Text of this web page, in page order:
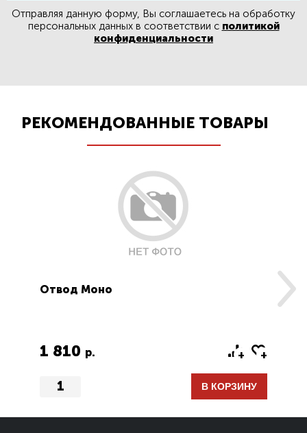
Отправляя данную форму, Вы соглашаетесь на обработку
персональных данных в соответствии с политикой
конфиденциальности
РЕКОМЕНДОВАННЫЕ ТОВАРЫ
Отвод Моно
1 810 р.
В КОРЗИНУ